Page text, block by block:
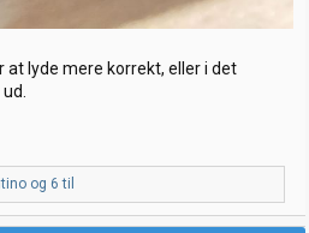
lyde mere korrekt, eller i det
og 6 til